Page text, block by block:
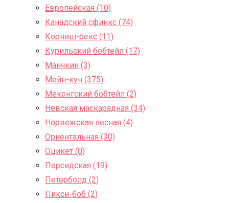
Европейская (10)
Канадский сфинкс (74)
Корниш-рекс (11)
Курильский бобтейл (17)
Манчкин (3)
Мейн-кун (375)
Меконгский бобтейл (2)
Невская маскарадная (34)
Норвежская лесная (4)
Ориентальная (30)
Оцикет (0)
Персидская (19)
Петерболд (2)
Пикси-боб (2)